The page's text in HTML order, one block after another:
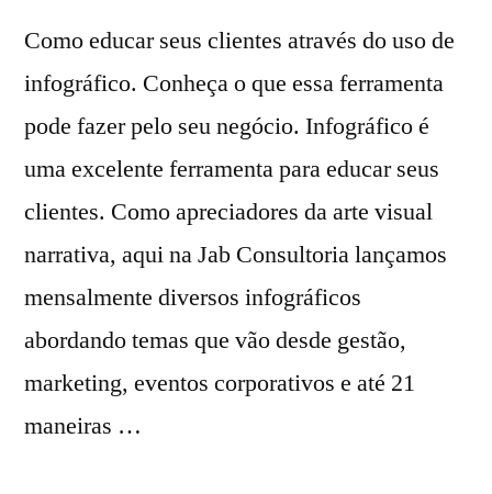
Como educar seus clientes através do uso de
infográfico. Conheça o que essa ferramenta
pode fazer pelo seu negócio. Infográfico é
uma excelente ferramenta para educar seus
clientes. Como apreciadores da arte visual
narrativa, aqui na Jab Consultoria lançamos
mensalmente diversos infográficos
abordando temas que vão desde gestão,
marketing, eventos corporativos e até 21
maneiras …